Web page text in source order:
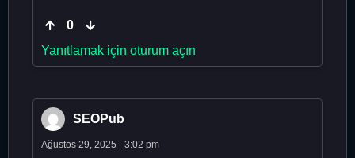
0
Yanıtlamak için oturum açın
SEOPub
Ağustos 29, 2025 - 3:02 pm